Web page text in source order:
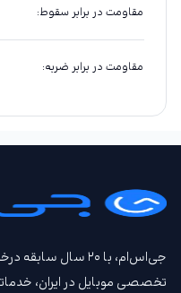
مقاومت در برابر سقوط:
مقاومت در برابر ضربه:
جی‌اس‌ام، با ۲۰ سال
تخصصی موبایل در ایران،